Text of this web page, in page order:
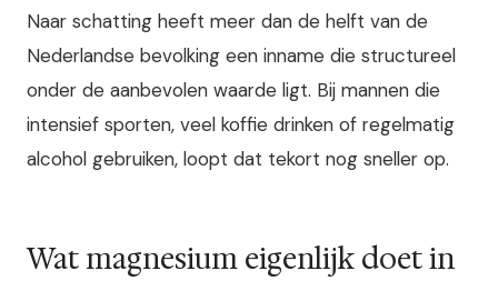
Naar schatting heeft meer dan de helft van de
Nederlandse bevolking een inname die structureel
onder de aanbevolen waarde ligt. Bij mannen die
intensief sporten, veel koffie drinken of regelmatig
alcohol gebruiken, loopt dat tekort nog sneller op.
Wat magnesium eigenlijk doet in